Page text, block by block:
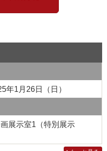
年1月26日（日）
展示室1（特別展示